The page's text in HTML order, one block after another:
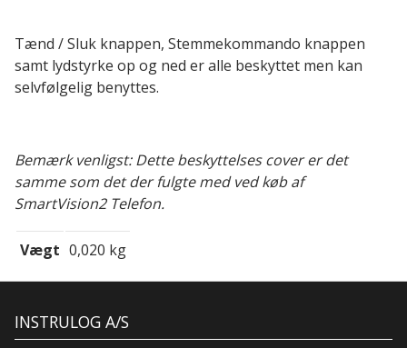
Tænd / Sluk knappen, Stemmekommando knappen
samt lydstyrke op og ned er alle beskyttet men kan
selvfølgelig benyttes.
Bemærk venligst: Dette beskyttelses cover er det
samme som det der fulgte med ved køb af
SmartVision2 Telefon.
Vægt 0,020 kg
INSTRULOG A/S